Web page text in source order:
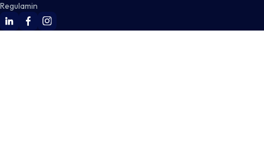
Regulamin
WSKZ Linkedin
WSKZ Facebook
WSKZ Instagram